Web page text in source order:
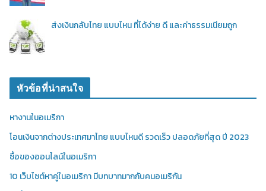
ส่งเงินกลับไทย แบบไหน ที่ได้ง่าย ดี และค่าธรรมเนียมถูก
หัวข้อที่น่าสนใจ
หางานในอเมริกา
โอนเงินจากต่างประเทศมาไทย แบบไหนดี รวดเร็ว ปลอดภัยที่สุด ปี 2023
ซื้อของออนไลน์ในอเมริกา
10 เว็บไซต์หาคู่ในอเมริกา มีบทบาทมากกับคนอเมริกัน